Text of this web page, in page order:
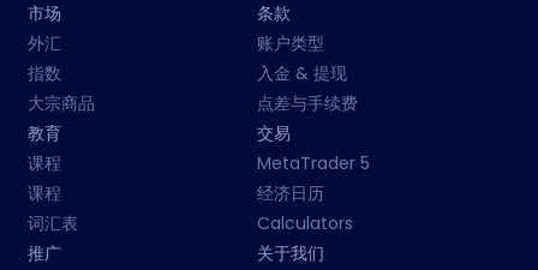
市场
外汇
指数
大宗商品
条款
账户类型
入金 & 提现
点差与手续费
教育
课程
课程
词汇表
交易
MetaTrader 5
经济日历
Calculators
推广
关于我们